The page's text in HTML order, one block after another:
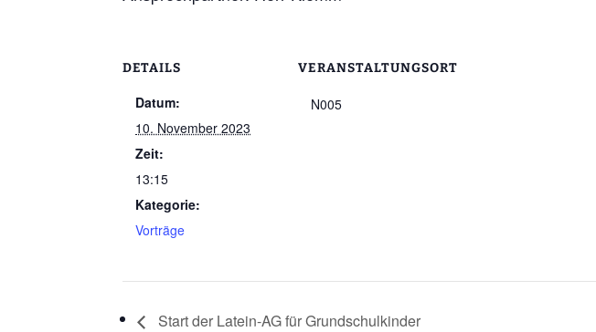
DETAILS
Datum:
10. November 2023
Zeit:
13:15
Kategorie:
Vorträge
VERANSTALTUNGSORT
N005
Start der Latein-AG für Grundschulkinder